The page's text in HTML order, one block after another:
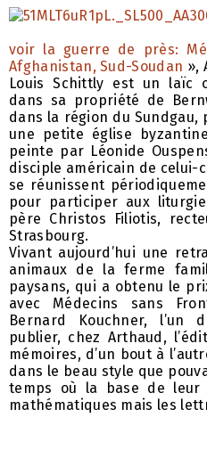
voir la guerre de près:
Afghanistan, Sud-Soudan »,
Louis Schittly est un laïc
dans sa propriété de
dans la région du
une petite église
peinte par Léonide
disciple américain de celui-
se réunissent
pour participer aux
père Christos Filiotis,
Strasbourg.
Vivant aujourd’hui une
animaux de la ferme
paysans, qui a obtenu le
avec Médecins sans
Bernard Kouchner, l’un
publier, chez Arthaud,
mémoires, d’un bout à
dans le beau style que
temps où la base de leur
mathématiques mais les